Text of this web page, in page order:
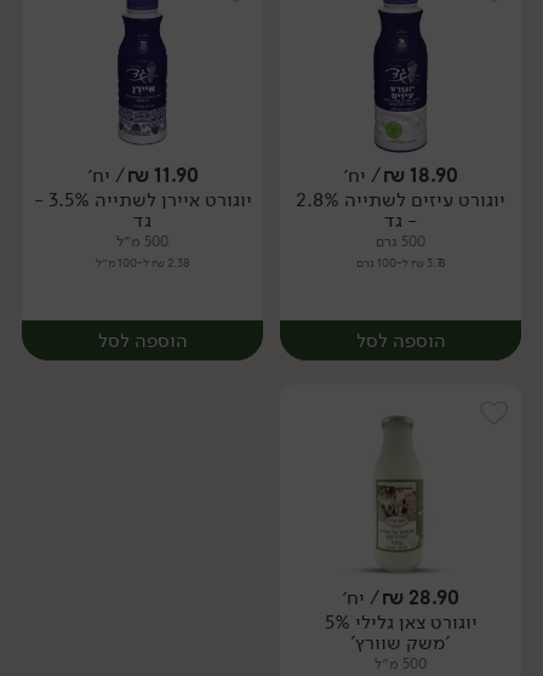
יח׳ יח׳
18.90
₪/ יח׳
יוגורט עיזים לשתייה 2.8%
- גד
500 גרם
3.78 ₪ ל-100 גרם
הוספה לסל
יח׳
11.90
₪/ יח׳
יוגורט איירן לשתייה 3.5% -
גד
500 מ״ל
2.38 ₪ ל-100 מ״ל
הוספה לסל
28.90
₪/ יח׳
יוגורט צאן גלילי 5%
'משק שוורץ'
500 מ״ל